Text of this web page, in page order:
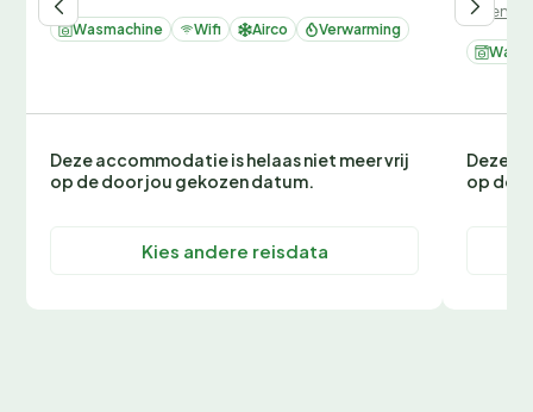
Wasmachine Wifi Airco Verwarming
Deze accommodatie is helaas niet meer vrij
op de door jou gekozen datum.
Kies andere reisdata
Polen
Deze
op de